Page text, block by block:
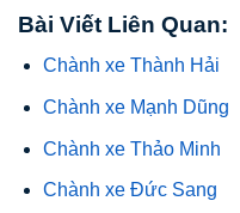
Bài Viết Liên Quan:
Chành xe Thành Hải
Chành xe Mạnh Dũng
Chành xe Thảo Minh
Chành xe Đức Sang